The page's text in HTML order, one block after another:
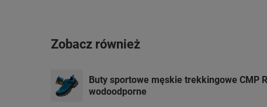
Zobacz również
Buty sportowe męskie trekkingowe CMP
wodoodporne